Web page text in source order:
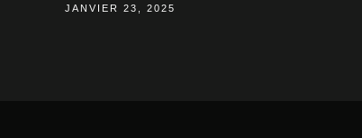
JANVIER 23, 2025